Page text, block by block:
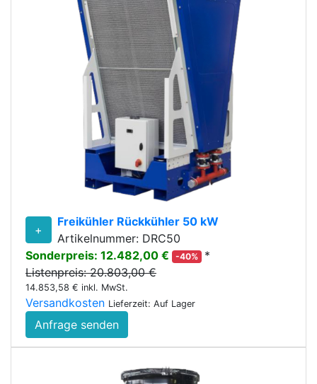
+
Freikühler Rückkühler 50 kW
Artikelnummer: DRC50
Sonderpreis: 12.482,00 €
-40%
*
Listenpreis: 20.803,00 €
14.853,58 € inkl. MwSt.
Versandkosten Lieferzeit: Auf Lager
Anfrage senden